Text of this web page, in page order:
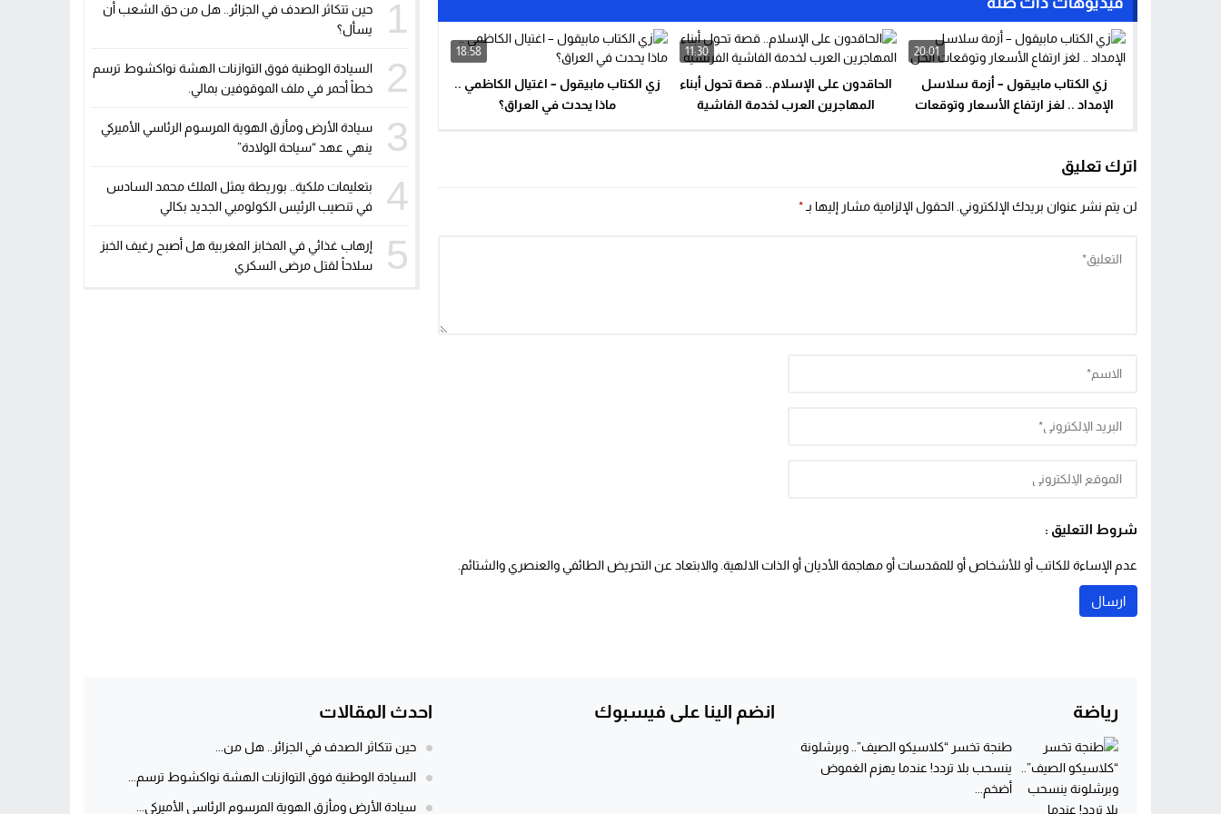
20:01
زي الكتاب مابيقول – أزمة سلاسل
الإمداد .. لغز ارتفاع الأسعار وتوقعات
11:30
الحاقدون على الإسلام.. قصة تحول أبناء
المهاجرين العرب لخدمة الفاشية
18:58
زي الكتاب مابيقول – اغتيال الكاظمي ..
ماذا يحدث في العراق؟
اترك تعليق
لن يتم نشر عنوان بريدك الإلكتروني.الحقول الإلزامية مشار إليها بـ*
شروط التعليق :
عدم الإساءة للكاتب أو للأشخاص أو للمقدسات أو مهاجمة الأديان أو الذات الالهية. والابتعاد عن التحريض الطائفي والعنصري والشتائم.
1
حين تتكاثر الصدف في الجزائر.. هل من حق الشعب أن
يسأل؟
2
السيادة الوطنية فوق التوازنات الهشة نواكشوط ترسم
خطاً أحمر في ملف الموقوفين بمالي.
3
سيادة الأرض ومأزق الهوية المرسوم الرئاسي الأميركي
ينهي عهد “سياحة الولادة”
4
بتعليمات ملكية.. بوريطة يمثل الملك محمد السادس
في تنصيب الرئيس الكولومبي الجديد بكالي
5
إرهاب غذائي في المخابز المغربية هل أصبح رغيف الخبز
سلاحاً لقتل مرضى السكري
رياضة
طنجة تخسر “كلاسيكو الصيف”.. وبرشلونة
ينسحب بلا تردد! عندما يهزم الغموض
أضخم...
انضم الينا على فيسبوك احدث المقالات
حين تتكاثر الصدف في الجزائر.. هل من...
السيادة الوطنية فوق التوازنات الهشة نواكشوط ترسم...
سيادة الأرض ومأزق الهوية المرسوم الرئاسي الأميركي...